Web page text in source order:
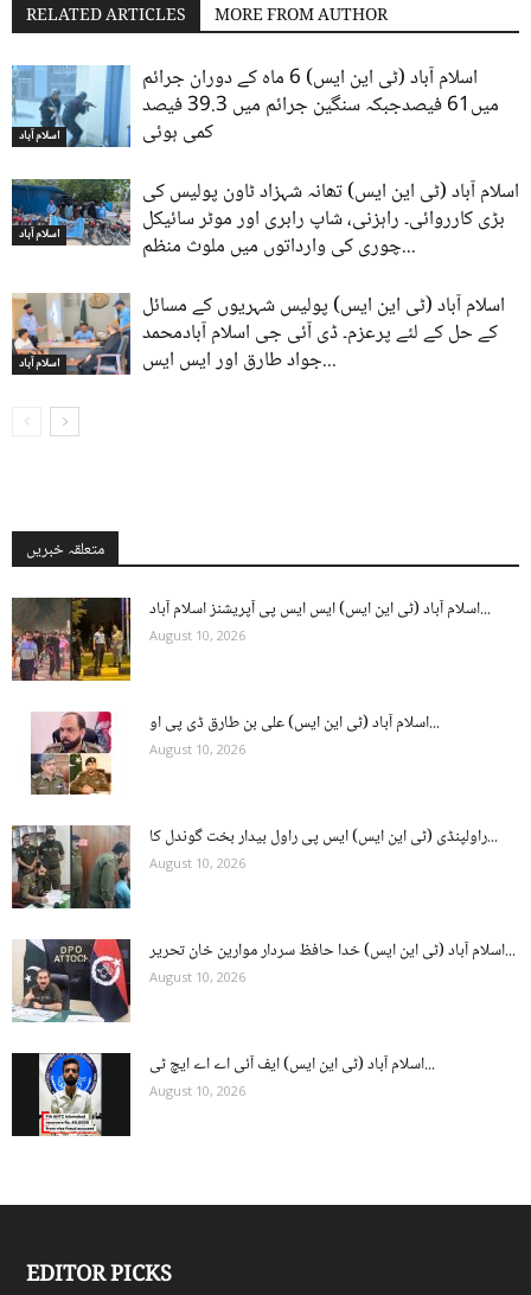
RELATED ARTICLES MORE FROM AUTHOR
اسلام آباد
اسلام آباد (ٹی این ایس) 6 ماہ کے دوران جرائم
میں61 فیصدجبکہ سنگین جرائم میں 39.3 فیصد
کمی ہوئی
اسلام آباد
اسلام آباد (ٹی این ایس) تھانہ شہزاد ٹاون پولیس کی
بڑی کارروائی۔ راہزنی، شاپ رابری اور موٹر سائیکل
چوری کی وارداتوں میں ملوث منظم...
اسلام آباد
اسلام آباد (ٹی این ایس) پولیس شہریوں کے مسائل
کے حل کے لئے پرعزم۔ ڈی آئی جی اسلام آبادمحمد
جواد طارق اور ایس ایس...
متعلقہ خبریں
اسلام آباد (ٹی این ایس) ایس ایس پی آپریشنز اسلام آباد...
August 10, 2026
اسلام آباد (ٹی این ایس) علی بن طارق ڈی پی او...
August 10, 2026
راولپنڈی (ٹی این ایس) ایس پی راول بیدار بخت گوندل کا...
August 10, 2026
اسلام آباد (ٹی این ایس) خدا حافظ سردار موارین خان تحریر...
August 10, 2026
اسلام آباد (ٹی این ایس) ایف آئی اے اے ایچ ٹی...
August 10, 2026
EDITOR PICKS